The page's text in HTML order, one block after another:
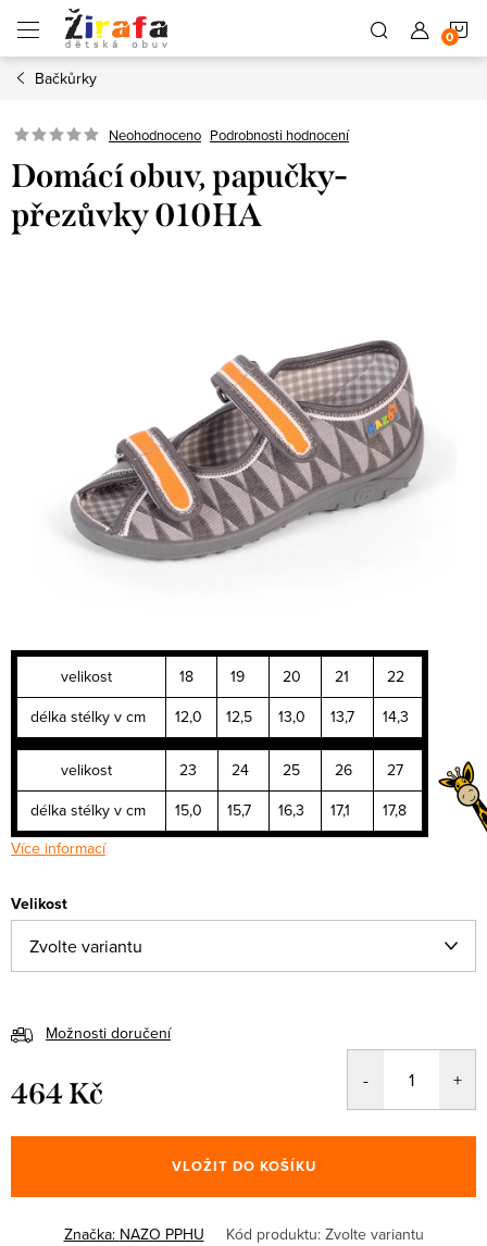
obsah
Bačkůrky
Neohodnoceno Podrobnosti hodnocení
Domácí obuv, papučky-
přezůvky 010HA
velikost 18 19 20 21
22
délka stélky v cm
12,0 12,5 13,0 13,7 14,3
velikost 23 24 25 26
27
délka stélky v cm
15,0 15,7 16,3 17,1
17,8
Více informací
Velikost
Možnosti doručení
464 Kč
cena:
VLOŽIT DO KOŠÍKU
Značka: NAZO PPHU Kód produktu: Zvolte variantu